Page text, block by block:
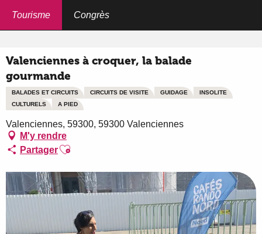
Tourisme Congrès
Valenciennes à croquer, la balade
gourmande
BALADES ET CIRCUITS CIRCUITS DE VISITE GUIDAGE
INSOLITE
CULTURELS
A PIED
Valenciennes, 59300, 59300 Valenciennes
M'y rendre
PartagerAjouter aux favoris